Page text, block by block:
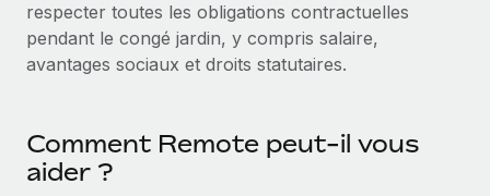
Comment Phiture gère ses 55 employés
répartis dans 19 pays grâce à Remote
croissance mobile internationale, encourage les...
En savoir plus
respecter toutes les obligations contractuelles
pendant le congé jardin, y compris salaire,
avantages sociaux et droits statutaires.
Comment Remote peut-il vous
aider ?